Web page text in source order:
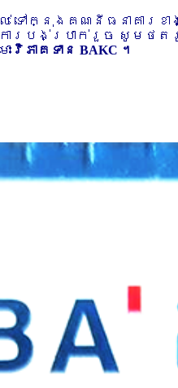
ល់ ទៅក្នុងគណនីធនាគារ
របង់ប្រាក់រួច សូមថត
ះ វិភាគទាន BAKC ។